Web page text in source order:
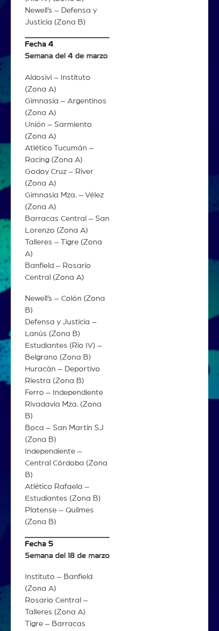
Newell’s – Defensa y
Justicia (Zona B)
Fecha 4
Semana del 4 de marzo
Aldosivi – Instituto
(Zona A)
Gimnasia – Argentinos
(Zona A)
Unión – Sarmiento
(Zona A)
Atlético Tucumán –
Racing (Zona A)
Godoy Cruz – River
(Zona A)
Gimnasia Mza. – Vélez
(Zona A)
Barracas Central – San
Lorenzo (Zona A)
Talleres – Tigre (Zona
A)
Banfield – Rosario
Central (Zona A)
Newell’s – Colón (Zona
B)
Defensa y Justicia –
Lanús (Zona B)
Estudiantes (Río IV) –
Belgrano (Zona B)
Huracán – Deportivo
Riestra (Zona B)
Ferro – Independiente
Rivadavia Mza. (Zona
B)
Boca – San Martín SJ
(Zona B)
Independiente –
Central Córdoba (Zona
B)
Atlético Rafaela –
Estudiantes (Zona B)
Platense – Quilmes
(Zona B)
Fecha 5
Semana del 18 de marzo
Instituto – Banfield
(Zona A)
Rosario Central –
Talleres (Zona A)
Tigre – Barracas